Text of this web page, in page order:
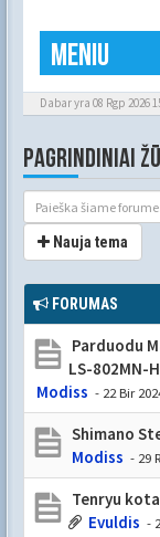
Meniu
Dabar yra 08 Rgp 2026
PAGRINDINIAI
Nauja tema
FORUMAS
Parduodu
LS-802MN-
Modiss - 22 Bir
Shimano
Modiss - 29
Tenryu
Evuldis -